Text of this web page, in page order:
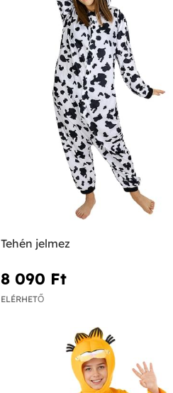
Tehén jelmez
8 090 Ft‎
ELÉRHETŐ